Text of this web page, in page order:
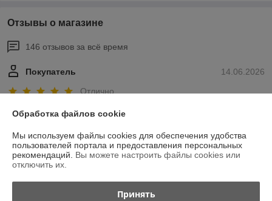
Отзывы о магазине
146 отзывов за всё время
14.06.2026
Покупатель
Отлично
Сделка подтверждена через корзину
18.02.2026
Елена
Показать все отзывы
Обработка файлов cookie
Мы используем файлы cookies для обеспечения удобства
пользователей портала и предоставления персональных
рекомендаций. Вы можете настроить файлы cookies или
отключить их.
Принять